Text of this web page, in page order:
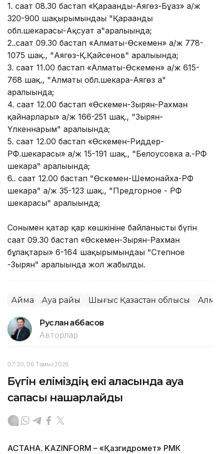
1. сағат 08.30 бастап «Қарағанды-Аягөз-Бұғаз» а/ж
320-900 шақырымындағы "Қарағанды
обл.шекарасы-Ақсуат а"аралығында;
2..сағат 09.30 бастап «Алматы-Өскемен» а/ж 778-
1075 шақ., "Аягөз-Қ.Қайсенов" аралығында;
3. сағат 11.00 бастап «Алматы-Өскемен» а/ж 615-
768 шақ., "Алматы обл.шекара-Аягөз а"
аралығында;
4. сағат 12.00 бастап «Өскемен-Зырян-Рахман
қайнарлары» а/ж 166-251 шақ., "Зырян-
Үлкеннарым" аралығында;
5. сағат 12.00 бастап «Өскемен-Риддер-
РФ.шекарасы» а/ж 15-191 шақ., "Белоусовка а.-РФ
шекара" аралығында;
6.. сағат 12.00 бастап "Өскемен-Шемонайха-РФ
шекара" а/ж 35-123 шақ., "Предгорное - РФ
шекарасы" аралығында;
Сонымен қатар қар көшкініне байланысты бүгін
сағат 09.30 бастап «Өскемен-Зырян-Рахман
бұлақтары» 6-164 шақырымындағы "Степное
-Зырян" аралығында жол жабылды.
Аймақ Ауа райы Шығыс Қазақстан облысы
Руслан Ғаббасов
Авторлар
07:30, 06 Тамыз 2026
Бүгін еліміздің екі қаласында ауа
сапасы нашарлайды
АСТАНА. KAZINFORM – «Қазгидромет» РМК